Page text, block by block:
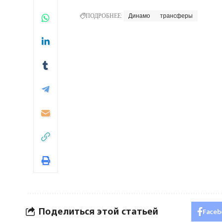
ПОДРОБНЕЕ: Динамо трансферы
Поделиться этой статьей